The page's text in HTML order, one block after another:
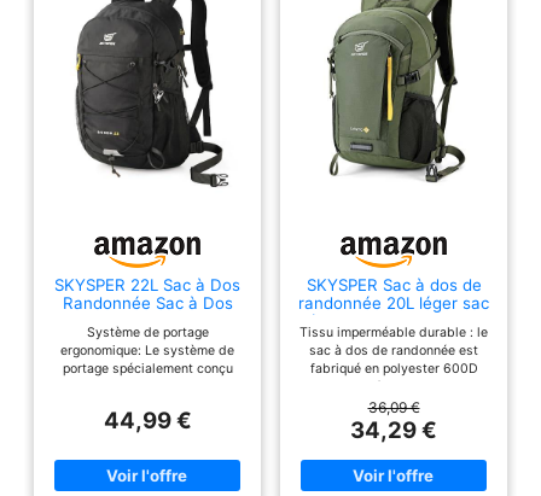
SKYSPER 22L Sac à Dos
Randonnée Sac à Dos
Dorsale
Système de portage
ergonomique: Le système de
portage spécialement conçu
dotée d’un tissu mesh respirant
l’air, réduit la transpiration et
procure une sensation de
44,99 €
SKYSPER Sac à dos de
randonnée 20L léger sac
à dos avec ventilation
Tissu imperméable durable : le
sac à dos de randonnée est
fabriqué en polyester 600D
haute densité et en nylon 210D,
le tissu est léger, imperméable,
résistant à la déchirure et à
l'abrasion. et toutes les
coutures des points de tension
du sac à dos et des bretelles
36,09 €
34,29 €